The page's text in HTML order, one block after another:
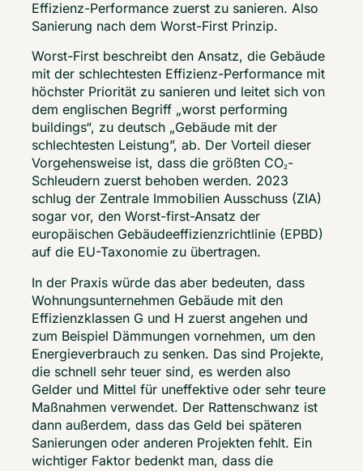
Effizienz-Performance zuerst zu sanieren. Also
Sanierung nach dem Worst-First Prinzip.
Worst-First beschreibt den Ansatz, die Gebäude
mit der schlechtesten Effizienz-Performance mit
höchster Priorität zu sanieren und leitet sich von
dem englischen Begriff „worst performing
buildings“, zu deutsch „Gebäude mit der
schlechtesten Leistung”, ab. Der Vorteil dieser
Vorgehensweise ist, dass die größten CO2-
Schleudern zuerst behoben werden. 2023
schlug der Zentrale Immobilien Ausschuss (ZIA)
sogar vor, den Worst-first-Ansatz der
europäischen Gebäudeeffizienzrichtlinie (EPBD)
auf die EU-Taxonomie zu übertragen.
In der Praxis würde das aber bedeuten, dass
Wohnungsunternehmen Gebäude mit den
Effizienzklassen G und H zuerst angehen und
zum Beispiel Dämmungen vornehmen, um den
Energieverbrauch zu senken. Das sind Projekte,
die schnell sehr teuer sind, es werden also
Gelder und Mittel für uneffektive oder sehr teure
Maßnahmen verwendet. Der Rattenschwanz ist
dann außerdem, dass das Geld bei späteren
Sanierungen oder anderen Projekten fehlt. Ein
wichtiger Faktor bedenkt man, dass die